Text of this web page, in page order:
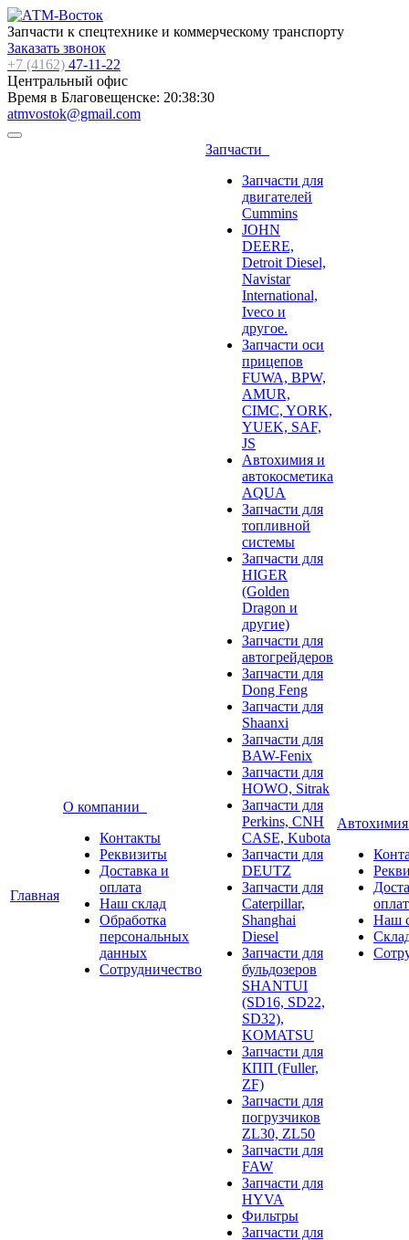
Запчасти к спецтехнике и коммерческому транспорту
Заказать звонок
+7 (4162) 47-11-22
Центральный офис
Время в Благовещенске: 20:38:31
atmvostok@gmail.com
Главная
О компании
Контакты
Реквизиты
Доставка и
оплата
Наш склад
Обработка
персональных
данных
Сотрудничество
Запчасти
Запчасти для
двигателей
Cummins
JOHN
DEERE,
Detroit Diesel,
Navistar
International,
Iveco и
другое.
Запчасти оси
прицепов
FUWA, BPW,
AMUR,
CIMC, YORK,
YUEK, SAF,
JS
Автохимия и
автокосметика
AQUA
Запчасти для
топливной
системы
Запчасти для
HIGER
(Golden
Dragon и
другие)
Запчасти для
автогрейдеров
Запчасти для
Dong Feng
Запчасти для
Shaanxi
Запчасти для
BAW-Fenix
Запчасти для
HOWO, Sitrak
Запчасти для
Perkins, CNH
CASE, Kubota
Запчасти для
DEUTZ
Запчасти для
Caterpillar,
Shanghai
Diesel
Запчасти для
бульдозеров
SHANTUI
(SD16, SD22,
SD32),
KOMATSU
Запчасти для
КПП (Fuller,
ZF)
Запчасти для
погрузчиков
ZL30, ZL50
Запчасти для
FAW
Запчасти для
HYVA
Фильтры
Запчасти для
Наш